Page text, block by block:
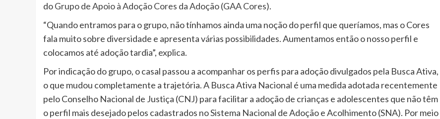
doGrupo de Apoio à Adoção Cores da Adoção (GAA Cores).
“Quando entramos para o grupo, não tínhamos ainda uma noção do perfil que queríamos, mas o Cores
fala muito sobre diversidade e apresenta várias possibilidades. Aumentamos então o nosso perfil e
colocamos até adoção tardia”, explica.
Por indicação do grupo, o casal passou a acompanhar os perfis para adoção divulgados pela Busca Ativa,
o que mudou completamente a trajetória. A Busca Ativa Nacional é uma medida adotada recentemente
pelo Conselho Nacional de Justiça (CNJ) para facilitar a adoção de crianças e adolescentes que não têm
o perfil mais desejado pelos cadastrados no Sistema Nacional de Adoção e Acolhimento (SNA). Por meio